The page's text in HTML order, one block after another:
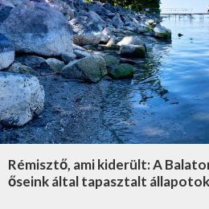
Rémisztő, ami kiderült: A
őseink által tapasztalt